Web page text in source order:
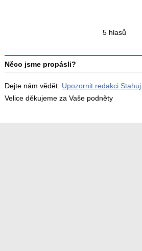
hodnocení
5 hlasů
Něco jsme propásli?
Dejte nám vědět. Upozornit redakci Stahuj
Velice děkujeme za Vaše podněty